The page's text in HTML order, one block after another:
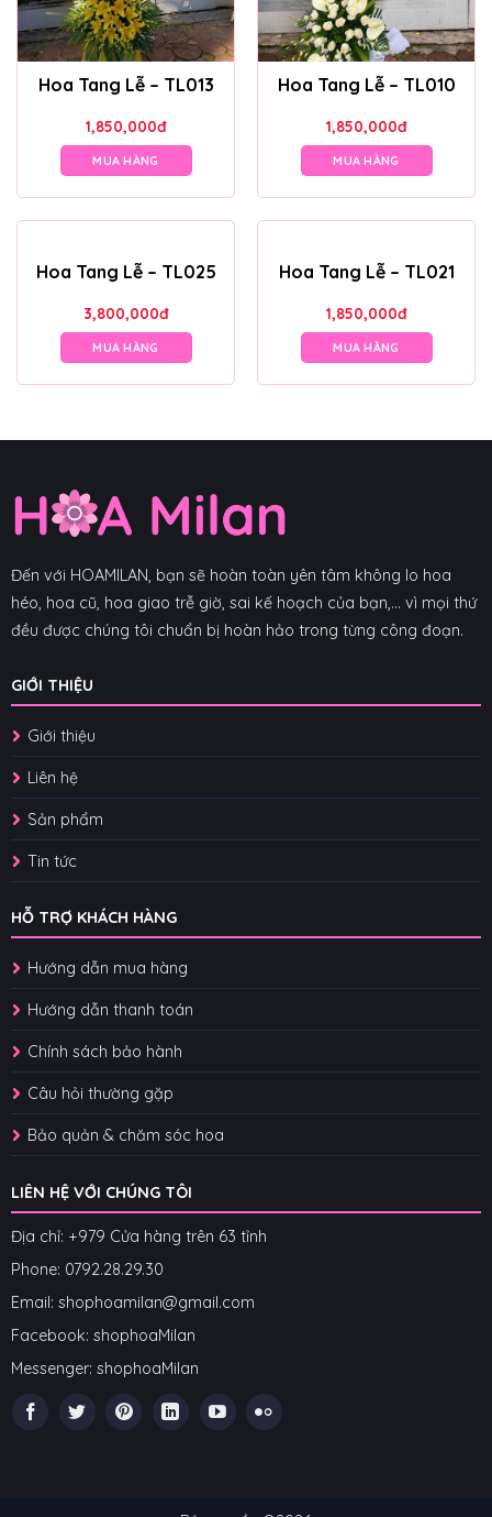
Hoa Tang Lễ – TL013
1,850,000đ
MUA HÀNG
Hoa Tang Lễ – TL010
1,850,000đ
MUA HÀNG
Hoa Tang Lễ – TL025
3,800,000đ
MUA HÀNG
Hoa Tang Lễ – TL021
1,850,000đ
MUA HÀNG
Đến với HOAMILAN, bạn sẽ hoàn toàn yên tâm không lo hoa
héo, hoa cũ, hoa giao trễ giờ, sai kế hoạch của bạn,... vì mọi thứ
đều được chúng tôi chuẩn bị hoàn hảo trong từng công đoạn.
GIỚI THIỆU
Giới thiệu
Liên hệ
Sản phẩm
Tin tức
HỖ TRỢ KHÁCH HÀNG
Hướng dẫn mua hàng
Hướng dẫn thanh toán
Chính sách bảo hành
Câu hỏi thường gặp
Bảo quản & chăm sóc hoa
LIÊN HỆ VỚI CHÚNG TÔI
Địa chỉ: +979 Cửa hàng trên 63 tỉnh
Phone: 0792.28.29.30
Email: shophoamilan@gmail.com
Facebook: shophoaMilan
Messenger: shophoaMilan